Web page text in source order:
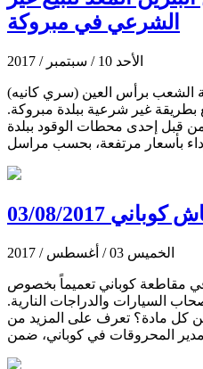
الشرعي في مبروكة
الأحد 10 / سبتمبر / 2017
الشعب برأس العين (سري كانيه)
بطريقة غير شرعية ببلدة مبروكة.
من قبل إحدى محطات الوقود ببلدة
03/08/2017
الخميس 03 / أغسطس / 2017
مقاطعة كوباني تعميماً بخصوص
السيارات والدراجات النارية.
كل مادة؟ تعرف على المزيد من